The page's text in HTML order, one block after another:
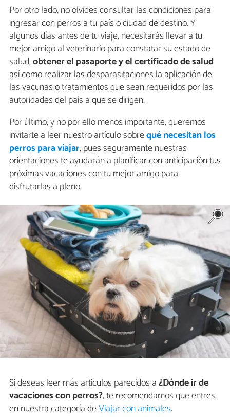
Por otro lado, no olvides consultar las condiciones para
ingresar con perros a tu país o ciudad de destino. Y
algunos días antes de tu viaje, necesitarás llevar a tu
mejor amigo al veterinario para constatar su estado de
salud,obtener el pasaporte y el certificado de salud
así como realizar las desparasitaciones la aplicación de
las vacunas o tratamientos que sean requeridos por las
autoridades del país a que se dirigen.
Por último, y no por ello menos importante, queremos
invitarte a leer nuestro artículo sobrequé necesitan los
perros para viajar, pues seguramente nuestras
orientaciones te ayudarán a planificar con anticipación tus
próximas vacaciones con tu mejor amigo para
disfrutarlas a pleno.
Si deseas leer más artículos parecidos a¿Dónde ir de
vacaciones con perros?, te recomendamos que entres
en nuestra categoría deViajar con animales.